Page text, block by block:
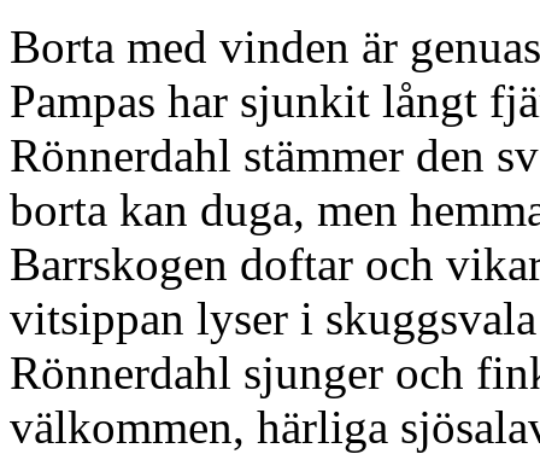
Borta med vinden är
Pampas har sjunkit långt
Rönnerdahl stämmer den
borta kan duga, men
Barrskogen doftar och
vitsippan lyser i
Rönnerdahl sjunger och
välkommen, härliga